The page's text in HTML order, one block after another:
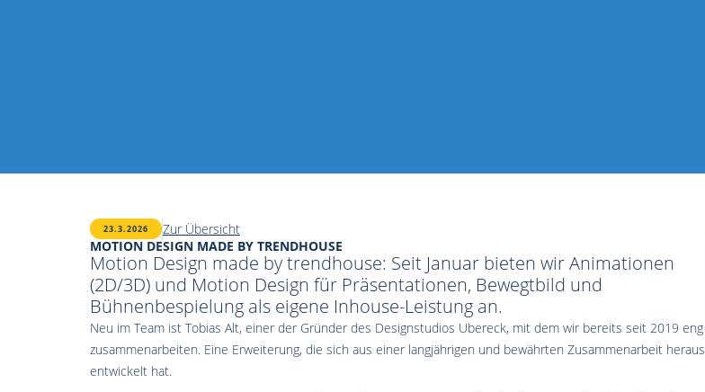
23.3.2026
Zur Übersicht
MOTION DESIGN MADE BY TRENDHOUSE
Motion Design made by trendhouse: Seit Januar bieten wir Animationen
(2D/3D) und Motion Design für Präsentationen, Bewegtbild und
Bühnenbespielung als eigene Inhouse-Leistung an.
Neu im Team ist Tobias Alt, einer der Gründer des Designstudios Ubereck, mit dem wir bereits seit 2019 eng
zusammenarbeiten. Eine Erweiterung, die sich aus einer langjährigen und bewährten Zusammenarbeit heraus
entwickelt hat.